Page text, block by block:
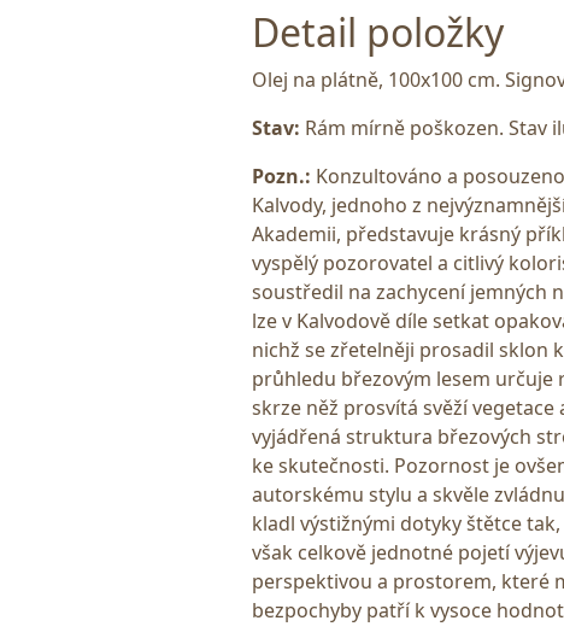
Detail položky
Olej na plátně, 100x100 cm.
Stav: Rám mírně poškozen.
Pozn.: Konzultováno a
Kalvody, jednoho z
Akademii, představuje krásný
vyspělý pozorovatel a citlivý
soustředil na zachycení jemných
lze v Kalvodově díle setkat
nichž se zřetelněji prosadil sklon
průhledu březovým lesem
skrze něž prosvítá svěží
vyjádřená struktura březových
ke skutečnosti. Pozornost je
autorskému stylu a skvěle
kladl výstižnými dotyky štětce
však celkově jednotné pojetí
perspektivou a prostorem, které
bezpochyby patří k vysoce